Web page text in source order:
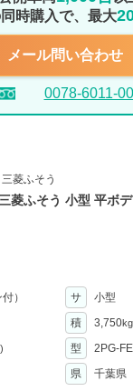
時購入で、最大
メール問い合わせ
0078-6011-
三菱ふそう
菱ふそう 小型 平ボ
） サ
小型
積 3,750kg
型
2PG-
県 千葉県